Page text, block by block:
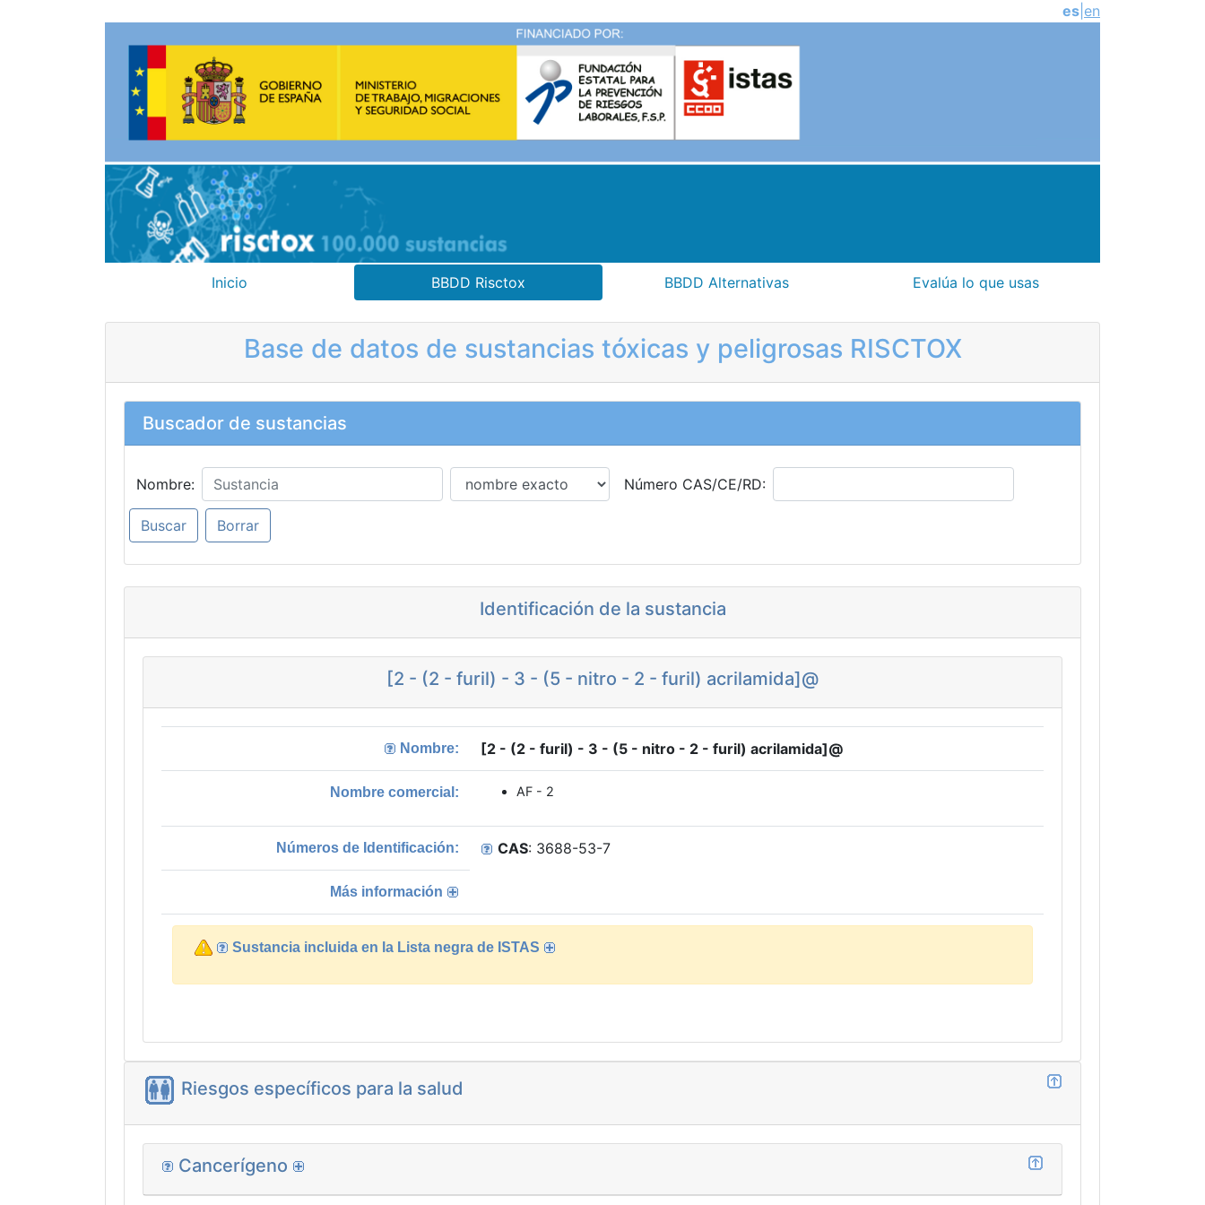
es en
Inicio BBDD Risctox BBDD Alternativas Evalúa lo que usas
Base de datos de sustancias tóxicas y peligrosas RISCTOX
Buscador de sustancias
Nombre: Número CAS/CE/RD:
Identificación de la sustancia
[2 - (2 - furil) - 3 - (5 - nitro - 2 - furil) acrilamida]@
Nombre: [2 - (2 - furil) - 3 - (5 - nitro - 2 - furil) acrilamida]@
Nombre comercial: AF - 2
Números de Identificación: CAS: 3688-53-7
Más información
Sustancia incluida en la Lista negra de ISTAS
Riesgos específicos para la salud
Cancerígeno